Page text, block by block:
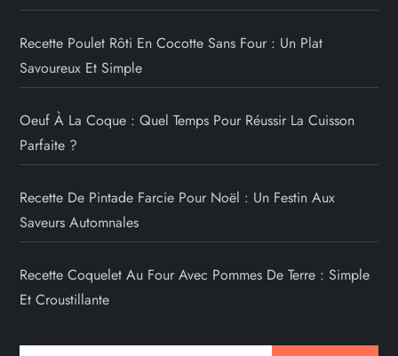
Recette Poulet Rôti En Cocotte Sans Four : Un Plat
Savoureux Et Simple
Oeuf À La Coque : Quel Temps Pour Réussir La Cuisson
Parfaite ?
Recette De Pintade Farcie Pour Noël : Un Festin Aux
Saveurs Automnales
Recette Coquelet Au Four Avec Pommes De Terre : Simple
Et Croustillante